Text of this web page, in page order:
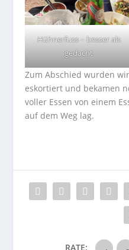
Hühnerfuss – besser als
gedacht
Zum Abschied wurden
eskortiert und bekamen
voller Essen von einem
auf dem Weg lag.
RATE: